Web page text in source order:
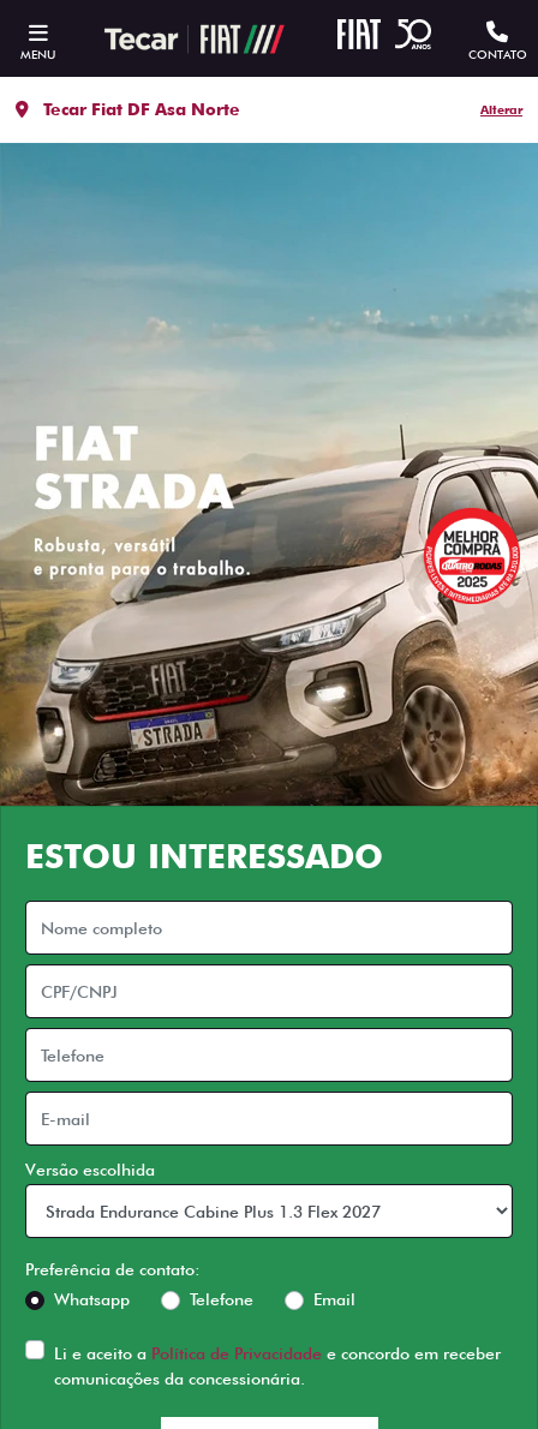
MENU CONTATO
Tecar Fiat DF Asa Norte Alterar
ESTOU INTERESSADO
Versão escolhida
Preferência de contato:
Whatsapp
Telefone Email
Li e aceito a Política de Privacidade e concordo em receber
comunicações da concessionária.